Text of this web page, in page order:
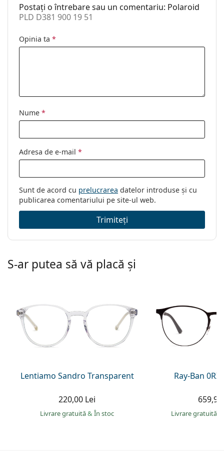
Postați o întrebare sau un comentariu: Polaroid
PLD D381 900 19 51
Opinia ta *
Nume *
Adresa de e-mail *
Sunt de acord cu prelucrarea datelor introduse și cu
publicarea comentariului pe site-ul web.
Trimiteți
S-ar putea să vă placă și
Lentiamo Sandro Transparent
220,00 Lei
Livrare gratuită& În stoc
Ray-Ban
Livrare gratuită